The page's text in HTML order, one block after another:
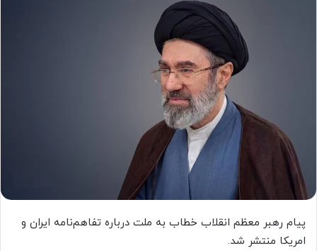
پیام رهبر معظم انقلاب خطاب به ملت درباره تفاهم‌نامه ایران و
امریکا منتشر شد.